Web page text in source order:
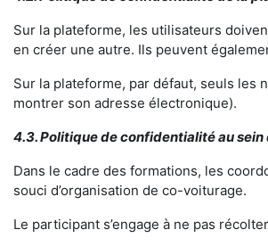
Sur la plateforme, les utilisateurs
en créer une autre. Ils peuvent
Sur la plateforme, par défaut, seuls les
montrer son adresse électronique).
4.3. Politique deconfidentialité au sein
Dans le cadre des formations, les
souci d’organisation de co-voiturage.
Le participant s’engage à ne pas